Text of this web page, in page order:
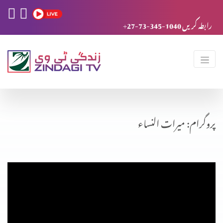
+27-73-345-1040 رابطہ کریں
پروگرام: میرات النساء